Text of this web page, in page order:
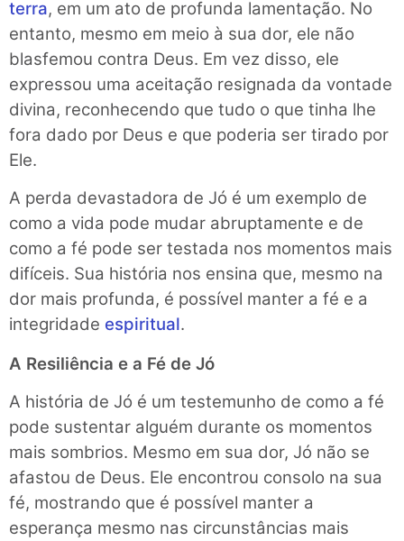
terra, em um ato de profunda lamentação. No
entanto, mesmo em meio à sua dor, ele não
blasfemou contra Deus. Em vez disso, ele
expressou uma aceitação resignada da vontade
divina, reconhecendo que tudo o que tinha lhe
fora dado por Deus e que poderia ser tirado por
Ele.
A perda devastadora de Jó é um exemplo de
como a vida pode mudar abruptamente e de
como a fé pode ser testada nos momentos mais
difíceis. Sua história nos ensina que, mesmo na
dor mais profunda, é possível manter a fé e a
integridade espiritual.
A Resiliência e a Fé de Jó
A história de Jó é um testemunho de como a fé
pode sustentar alguém durante os momentos
mais sombrios. Mesmo em sua dor, Jó não se
afastou de Deus. Ele encontrou consolo na sua
fé, mostrando que é possível manter a
esperança mesmo nas circunstâncias mais